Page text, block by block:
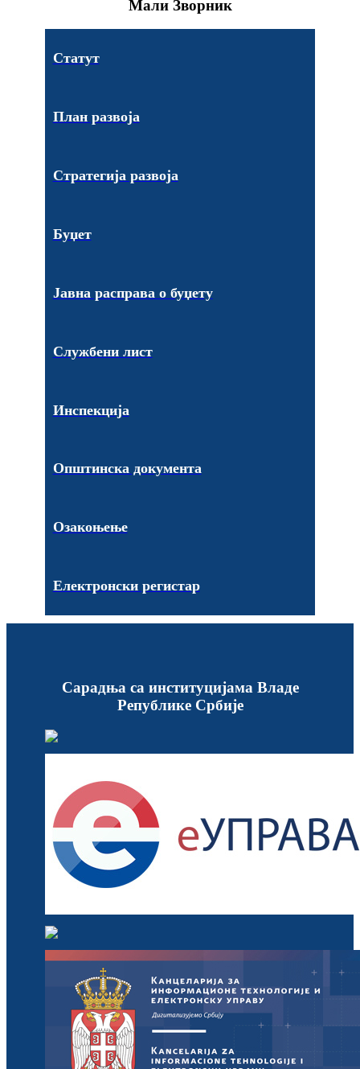
Мали Зворник
Статут
План развоја
Стратегија развоја
Буџет
Јавна расправа о буџету
Службени лист
Инспекција
Општинска документа
Озакоњење
Електронски регистар
Сарадња са институцијама Владе
Републике Србије